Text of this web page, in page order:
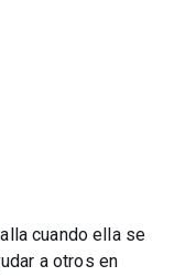
cuando ella se
a otros en